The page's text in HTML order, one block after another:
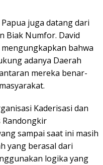
juga datang dari
Biak Numfor. David
bahwa
adanya Daerah
mereka benar-
Kaderisasi dan
sampai saat ini masih
yang berasal dari
logika yang